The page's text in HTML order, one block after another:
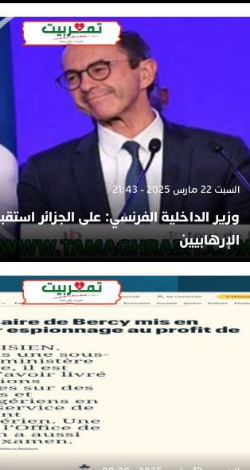
السبت 22 مارس 2025 - 21:43
وزير الداخلية الفرنسي: على الجزائر
الإرهابيين